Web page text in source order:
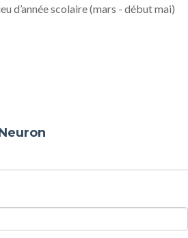
d’année scolaire (mars - début mai)